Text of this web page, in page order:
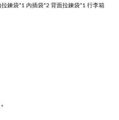
鍊袋*1 內插袋*2 背面拉鍊袋*1 行李箱
*